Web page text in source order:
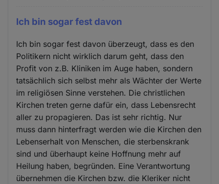
Ich bin sogar fest davon
Ich bin sogar fest davon überzeugt, dass es den
Politikern nicht wirklich darum geht, dass den
Profit von z.B. Kliniken im Auge haben, sondern
tatsächlich sich selbst mehr als Wächter der Werte
im religiösen Sinne verstehen. Die christlichen
Kirchen treten gerne dafür ein, dass Lebensrecht
aller zu propagieren. Das ist sehr richtig. Nur
muss dann hinterfragt werden wie die Kirchen den
Lebenserhalt von Menschen, die sterbenskrank
sind und überhaupt keine Hoffnung mehr auf
Heilung haben, begründen. Eine Verantwortung
übernehmen die Kirchen bzw. die Kleriker nicht